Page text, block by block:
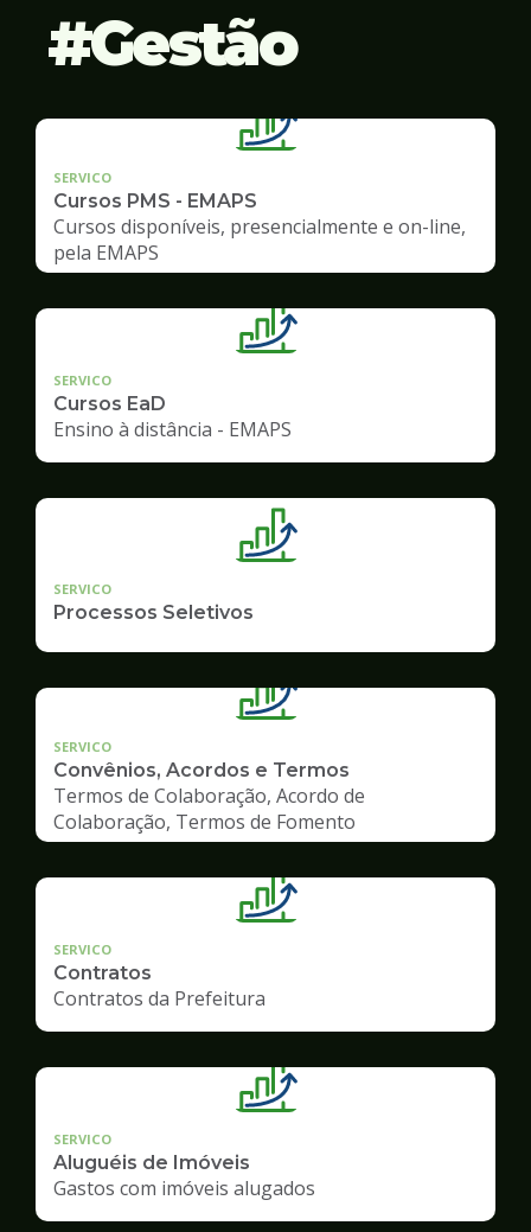
Gestão
SERVICO
Cursos PMS - EMAPS
Cursos disponíveis, presencialmente e on-line,
pela EMAPS
SERVICO
Cursos EaD
Ensino à distância - EMAPS
SERVICO
Processos Seletivos
SERVICO
Convênios, Acordos e Termos
Termos de Colaboração, Acordo de
Colaboração, Termos de Fomento
SERVICO
Contratos
Contratos da Prefeitura
SERVICO
Aluguéis de Imóveis
Gastos com imóveis alugados